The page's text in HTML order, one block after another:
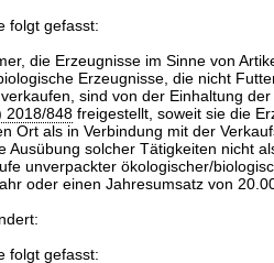
folgt gefasst:
die Erzeugnisse im Sinne von
Erzeugnisse, die nicht
sind von der Einhaltung
2018/848freigestellt, soweit sie die
Ort als in Verbindung mit der
Ausübung solcher Tätigkeiten nicht
unverpackter ökologischer/
oder einen Jahresumsatz von
folgt gefasst: